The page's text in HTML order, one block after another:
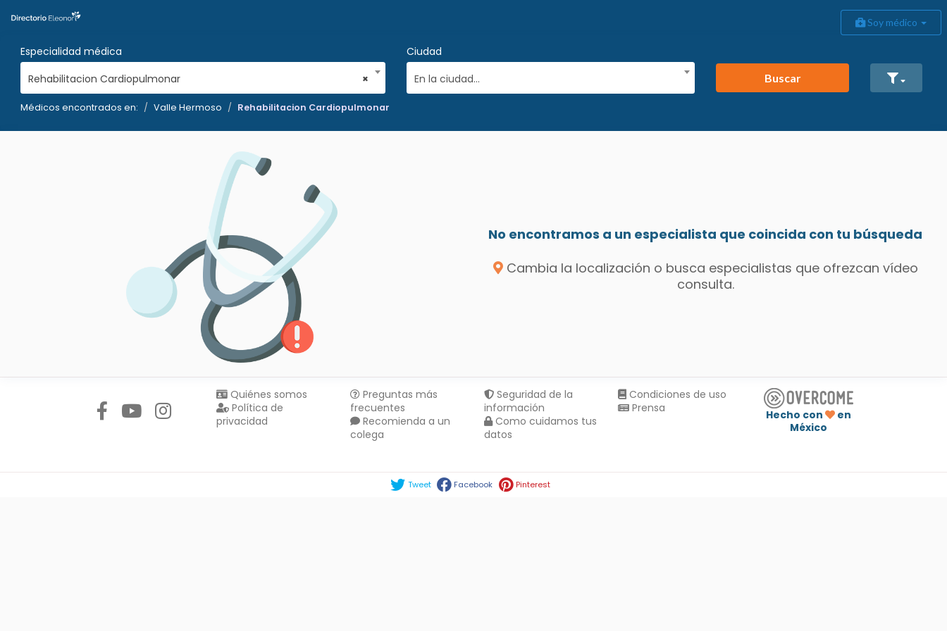
Soy médico
Especialidad médica
×
Rehabilitacion Cardiopulmonar
Ciudad
En la ciudad...
Buscar
Médicos encontrados en: Valle Hermoso Rehabilitacion Cardiopulmonar
No encontramos a un especialista que coincida con tu búsqueda
Cambia la localización o busca especialistas que ofrezcan vídeo
consulta.
Quiénes somos
Política de
privacidad
Preguntas más
frecuentes
Recomienda a un
colega
Seguridad de la
información
Como cuidamos tus
datos
Condiciones de uso
Prensa
Hecho con
en
México
Tweet Facebook Pinterest